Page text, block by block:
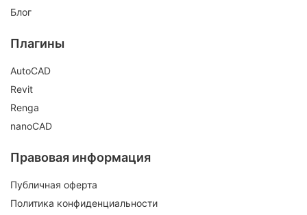
Блог
Плагины
AutoCAD
Revit
Renga
nanoCAD
Правовая информация
Публичная оферта
Политика конфиденциальности